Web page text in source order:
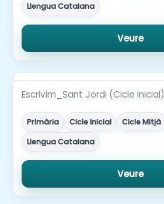
Llengua Catalana
Veure
Escrivim_Sant Jordi (Cicle Inicial)
Primària Cicle Inicial
Cicle Mitjà
Llengua Catalana
Veure